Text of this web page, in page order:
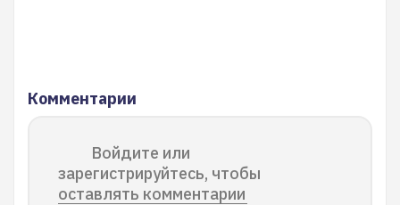
Комментарии
Войдите или
зарегистрируйтесь, чтобы
оставлять комментарии